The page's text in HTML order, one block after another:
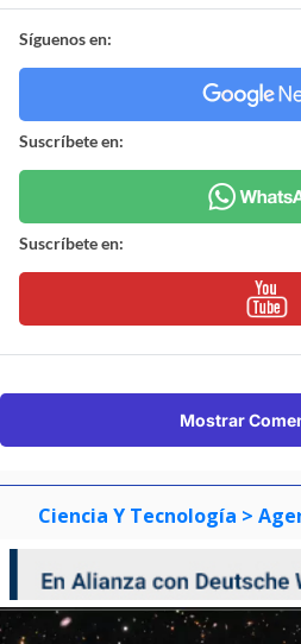
Síguenos en:
Suscríbete en:
Suscríbete en:
Mostrar
Ciencia Y Tecnología >